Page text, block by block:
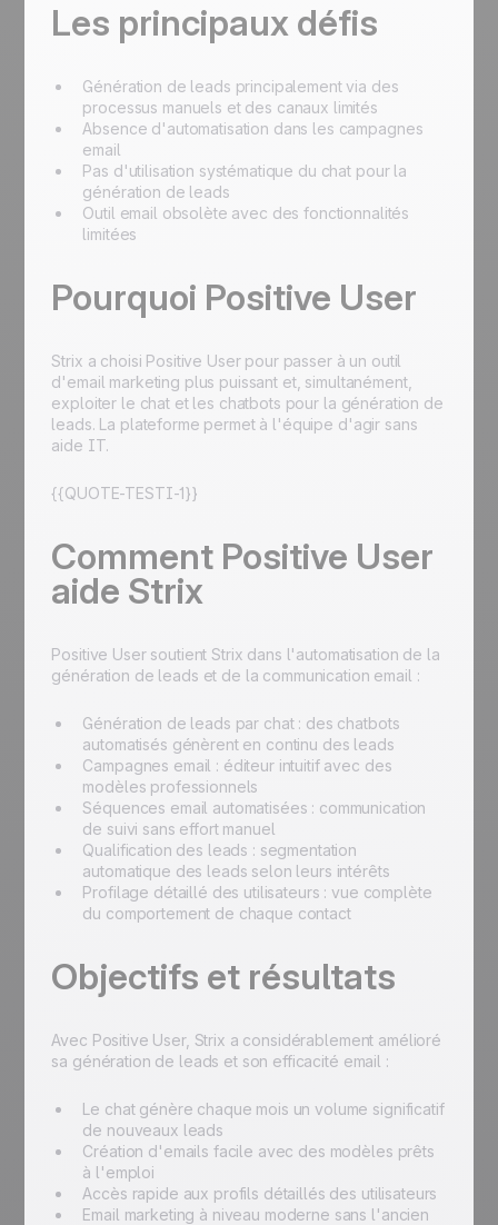
Les principaux défis
Génération de leads principalement via des
processus manuels et des canaux limités
Absence d'automatisation dans les campagnes
email
Pas d'utilisation systématique du chat pour la
génération de leads
Outil email obsolète avec des fonctionnalités
limitées
Pourquoi Positive User
Strix a choisi Positive User pour passer à un outil
d'email marketing plus puissant et, simultanément,
exploiter le chat et les chatbots pour la génération de
leads. La plateforme permet à l'équipe d'agir sans
aide IT.
{{QUOTE-TESTI-1}}
Comment Positive User
aide Strix
Positive User soutient Strix dans l'automatisation de la
génération de leads et de la communication email :
Génération de leads par chat : des chatbots
automatisés génèrent en continu des leads
Campagnes email : éditeur intuitif avec des
modèles professionnels
Séquences email automatisées : communication
de suivi sans effort manuel
Qualification des leads : segmentation
automatique des leads selon leurs intérêts
Profilage détaillé des utilisateurs : vue complète
du comportement de chaque contact
Objectifs et résultats
Avec Positive User, Strix a considérablement amélioré
sa génération de leads et son efficacité email :
Le chat génère chaque mois un volume significatif
de nouveaux leads
Création d'emails facile avec des modèles prêts
à l'emploi
Accès rapide aux profils détaillés des utilisateurs
Email marketing à niveau moderne sans l'ancien